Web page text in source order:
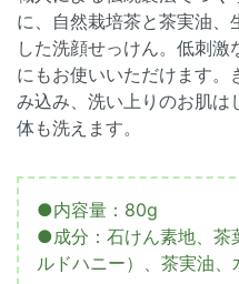
に、自然栽培茶と茶実油、
した洗顔せっけん。低刺
にもお使いいただけます
み込み、洗い上りのお肌は
体も洗えます。
●内容量：80g
●成分：石けん素地、茶
ルドハニー）、茶実油、